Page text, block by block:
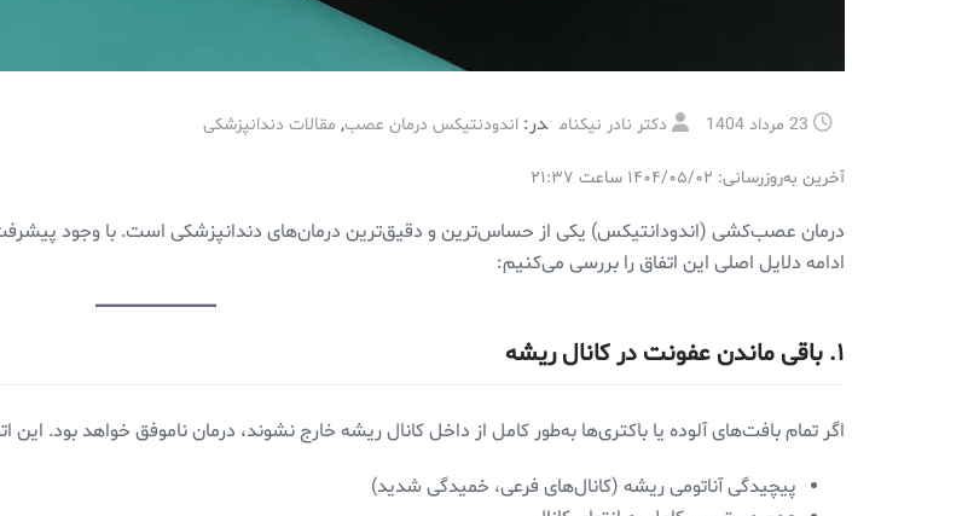
23 مرداد 1404 دکتر نادر نیکنام در: اندودنتیکس درمان عصب, مقالات دندانپزشکی
آخرین به‌روزرسانی: ۱۴۰۴/۰۵/۰۲ ساعت ۲۱:۳۷
درمان عصب‌کشی (اندودانتیکس) یکی از حساس‌ترین و دقیق‌ترین درمان‌های دندانپزشکی است. با وجود
ادامه دلایل اصلی این اتفاق را بررسی می‌کنیم:
۱. باقی ماندن عفونت در کانال ریشه
اگر تمام بافت‌های آلوده یا باکتری‌ها به‌طور کامل از داخل کانال ریشه خارج نشوند، درمان ناموفق خواهد بود.
پیچیدگی آناتومی ریشه (کانال‌های فرعی، خمیدگی شدید)